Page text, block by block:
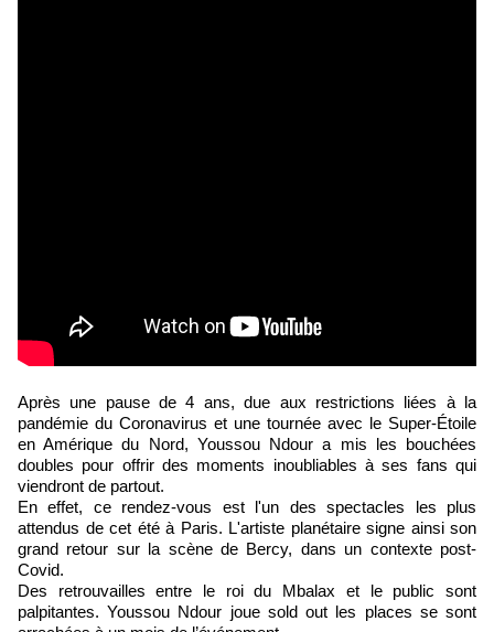
Après une pause de 4 ans, due aux restrictions liées à la
pandémie du Coronavirus et une tournée avec le Super-Étoile
en Amérique du Nord, Youssou Ndour a mis les bouchées
doubles pour offrir des moments inoubliables à ses fans qui
viendront de partout.
En effet, ce rendez-vous est l'un des spectacles les plus
attendus de cet été à Paris. L'artiste planétaire signe ainsi son
grand retour sur la scène de Bercy, dans un contexte post-
Covid.
Des retrouvailles entre le roi du Mbalax et le public sont
palpitantes. Youssou Ndour joue sold out les places se sont